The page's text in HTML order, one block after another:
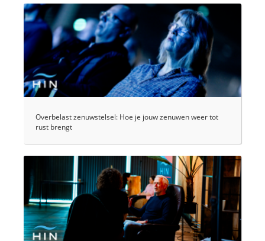
Overbelast zenuwstelsel: Hoe je jouw zenuwen weer tot
rust brengt